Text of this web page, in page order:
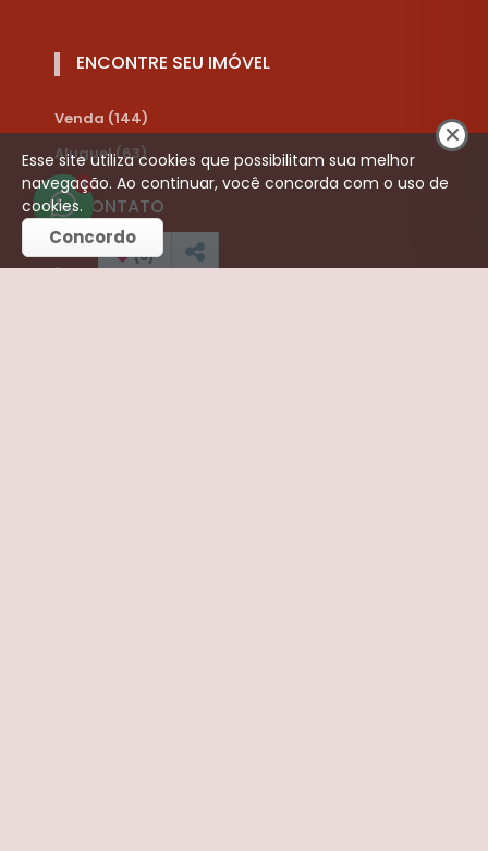
ENCONTRE SEU IMÓVEL
Venda (144)
Aluguel (63)
CONTATO
Telefone:
1
(0)
Esse site utiliza cookies que possibilitam sua melhor
navegação. Ao continuar, você concorda com o uso de
cookies.
Concordo